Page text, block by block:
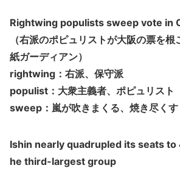
Rightwing populists sweep vote in
（右派のポピュリストが大阪の票を
紙ガーディアン）
rightwing：右派、保守派
populist：大衆主義者、ポピュリスト
sweep：嵐が吹きまくる、焼き尽くす
Ishin nearly quadrupled its seats to
he third-largest group